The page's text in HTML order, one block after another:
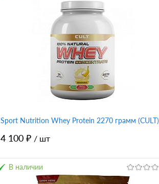
Sport Nutrition Whey Protein 2270 грамм (CULT)
4 100 ₽ / шт
В корзину
В наличии